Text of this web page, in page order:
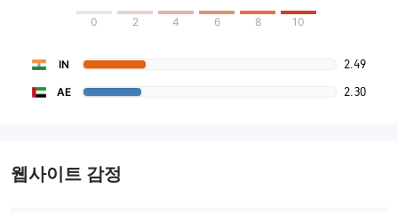
0 2 4 6 8 10
IN 2.49
AE 2.30
웹사이트 감정